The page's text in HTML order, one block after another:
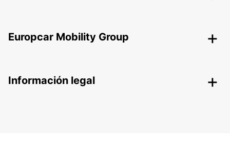
Europcar Mobility Group
Información legal